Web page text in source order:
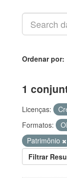
Ordenar por
1
Licenças:
Formatos:
Patrimônio
Filtrar